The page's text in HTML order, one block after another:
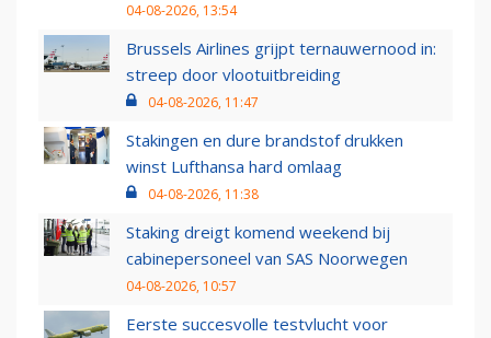
04-08-2026, 13:54
Brussels Airlines grijpt ternauwernood in:
streep door vlootuitbreiding
04-08-2026, 11:47
Stakingen en dure brandstof drukken
winst Lufthansa hard omlaag
04-08-2026, 11:38
Staking dreigt komend weekend bij
cabinepersoneel van SAS Noorwegen
04-08-2026, 10:57
Eerste succesvolle testvlucht voor